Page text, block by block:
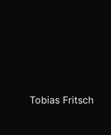
Tobias Fritsch